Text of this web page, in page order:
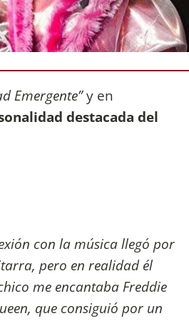
Emergente”y en
destacada del
con la música llegó por
pero en realidad él
me encantaba Freddie
que consiguió por un